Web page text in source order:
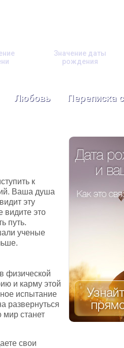
Значение даты
рождения
Любовь Переписка
к
Ваша душа
эту
видите это
путь.
ученые
физической
и карму этой
испытание
развернуться
мир станет
свои